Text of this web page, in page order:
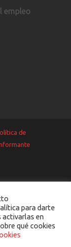
empleo
de
para darte
activarlas en
qué cookies